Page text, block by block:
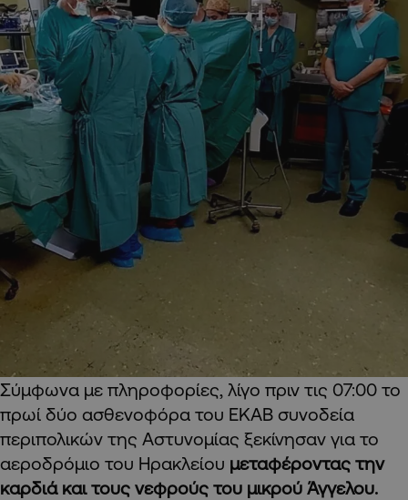
Σύμφωνα με πληροφορίες, λίγο πριν τις 07:00 το
πρωί δύο ασθενοφόρα του ΕΚΑΒ συνοδεία
περιπολικών της Αστυνομίας ξεκίνησαν για το
αεροδρόμιο του Ηρακλείου μεταφέροντας την
καρδιά και τους νεφρούς του μικρού Άγγελου.